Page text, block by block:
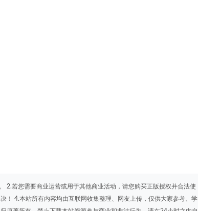
2.若您需要商业运营或用于其他商业活动，请您购买正版授权并合法使
！ 4.本站所有内容均由互联网收集整理、网友上传，仅供大家参考、学